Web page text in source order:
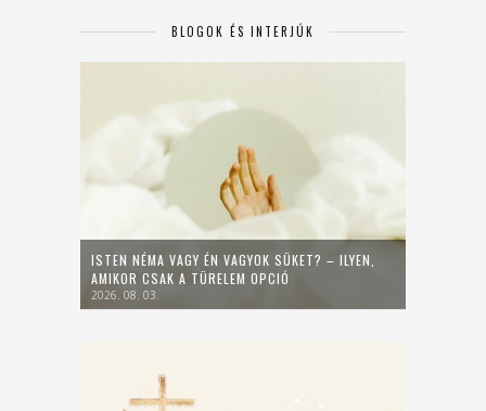
BLOGOK ÉS INTERJÚK
ISTEN NÉMA VAGY ÉN VAGYOK SÜKET? – ILYEN,
AMIKOR CSAK A TÜRELEM OPCIÓ
2026. 08. 03.